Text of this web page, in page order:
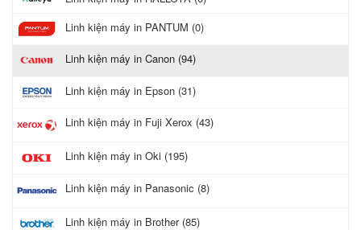
Linh kiện máy in PANTUM (0)
Linh kiện máy in Canon (94)
Linh kiện máy in Epson (31)
Linh kiện máy in Fuji Xerox (43)
Linh kiện máy in Oki (195)
Linh kiện máy in Panasonic (8)
Linh kiện máy in Brother (85)